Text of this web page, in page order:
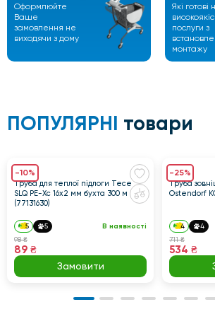
Оформлюйте
Ваше
замовлення не
виходячи з дому
Які готові
послуги з
монтажу
ПОПУЛЯРНІ товари
-10%
Труба для теплої підлоги Tece
SLQ PE-Xc 16x2 мм бухта 300 м
(77131630)
5 5 В наявності
98 ₴
89 ₴
Замовити
-25%
Труба
Ostendorf
4 4
711 ₴
534 ₴